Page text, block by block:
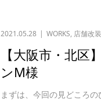
2021.05.28 WORKS, 店舗改装
【大阪市・北
ンM様
まずは、今回の見どころ